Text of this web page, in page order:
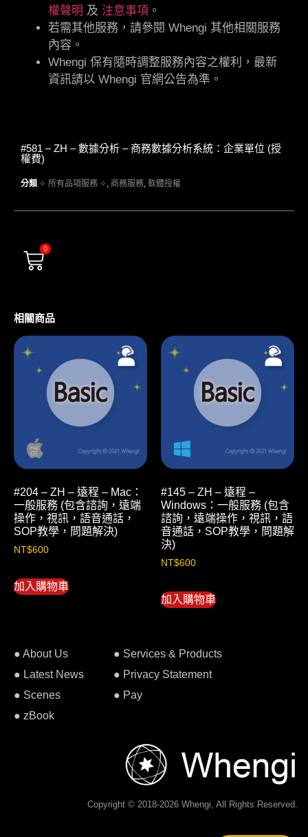
權聲明 及 注意事項 。
若需其他服務，請參閱 Whengi 其他相關服務
內容。
Whengi 保有隨時調整服務內容之權利，最新
資訊請以 Whengi 官網公告為準。
#581 – ZH – 數據分析 – 商務數據分析系統：企業單位 (授
權費)
分類 ✧ 所有品項服務 ✧ 商務服務 軟體授權
0
相關商品
#204 – ZH – 遠程 – Mac：
一般服務 (包含諮詢，遠端
操作，視訊，語音通話，
SOP教學，問題解決)
NT$600
加入購物車
#145 – ZH – 遠程 –
Windows：一般服務 (包含
諮詢，遠端操作，視訊，語
音通話，SOP教學，問題解
決)
NT$600
加入購物車
● About Us
● Latest News
● Scenes
● zBook
● Services & Products
● Privacy Statement
● Pay
Copyright © 2018-2026 Whengi, All Rights Reserved.